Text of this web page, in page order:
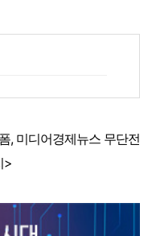
, 미디어경제뉴스 무단전
>